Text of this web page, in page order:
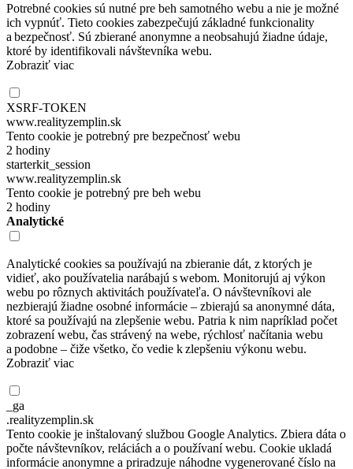
Potrebné cookies sú nutné pre beh samotného webu a nie je možné
ich vypnúť. Tieto cookies zabezpečujú základné funkcionality
a bezpečnosť. Sú zbierané anonymne a neobsahujú žiadne údaje,
ktoré by identifikovali návštevníka webu.
Zobraziť viac
XSRF-TOKEN
www.realityzemplin.sk
Tento cookie je potrebný pre bezpečnosť webu
2 hodiny
starterkit_session
www.realityzemplin.sk
Tento cookie je potrebný pre beh webu
2 hodiny
Analytické
Analytické cookies sa používajú na zbieranie dát, z ktorých je
vidieť, ako používatelia narábajú s webom. Monitorujú aj výkon
webu po rôznych aktivitách používateľa. O návštevníkovi ale
nezbierajú žiadne osobné informácie – zbierajú sa anonymné dáta,
ktoré sa používajú na zlepšenie webu. Patria k nim napríklad počet
zobrazení webu, čas strávený na webe, rýchlosť načítania webu
a podobne – čiže všetko, čo vedie k zlepšeniu výkonu webu.
Zobraziť viac
_ga
.realityzemplin.sk
Tento cookie je inštalovaný službou Google Analytics. Zbiera dáta o
počte návštevníkov, reláciách a o používaní webu. Cookie ukladá
informácie anonymne a priradzuje náhodne vygenerované číslo na